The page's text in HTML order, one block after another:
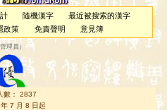
隨機漢字
最近被搜索的漢字
政策 免責聲明 意見簿
管理員 ）
數： 2837
7 月 8 日起